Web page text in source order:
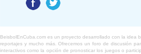
BeisbolEnCuba.com es un proyecto desarrollado con la idea
reportajes y mucho más. Ofrecemos un foro de discusión
interactivos como la opción de pronosticar los juegos o